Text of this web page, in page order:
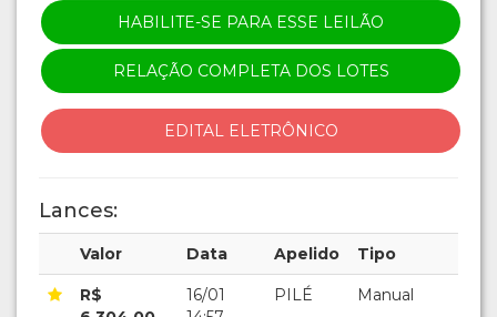
HABILITE-SE PARA ESSE LEILÃO
RELAÇÃO COMPLETA DOS LOTES
EDITAL ELETRÔNICO
Lances:
Valor Data Apelido Tipo
R$
16/01
PILÉ Manual